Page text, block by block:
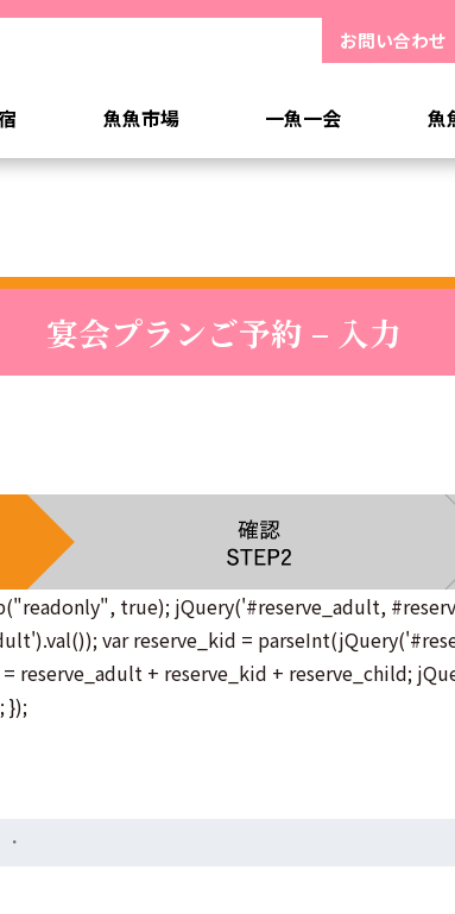
お問い合わせ
魚魚市場 一魚一会 魚
宴会プランご予約 – 入力
true); jQuery('#reserve_adult,
var reserve_kid =
reserve_adult + reserve_kid + reserve_child;
});